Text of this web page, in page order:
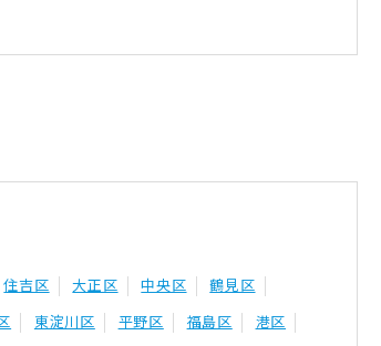
住吉区 大正区 中央区 鶴見区
東淀川区 平野区 福島区 港区